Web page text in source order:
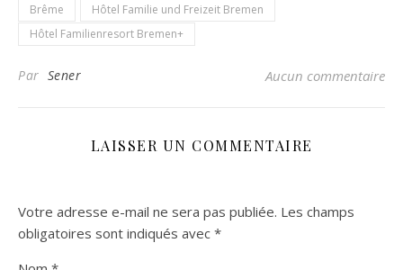
Brême
Hôtel Familie und Freizeit Bremen
Hôtel Familienresort Bremen+
Par Sener Aucun commentaire
LAISSER UN COMMENTAIRE
Votre adresse e-mail ne sera pas publiée. Les champs
obligatoires sont indiqués avec *